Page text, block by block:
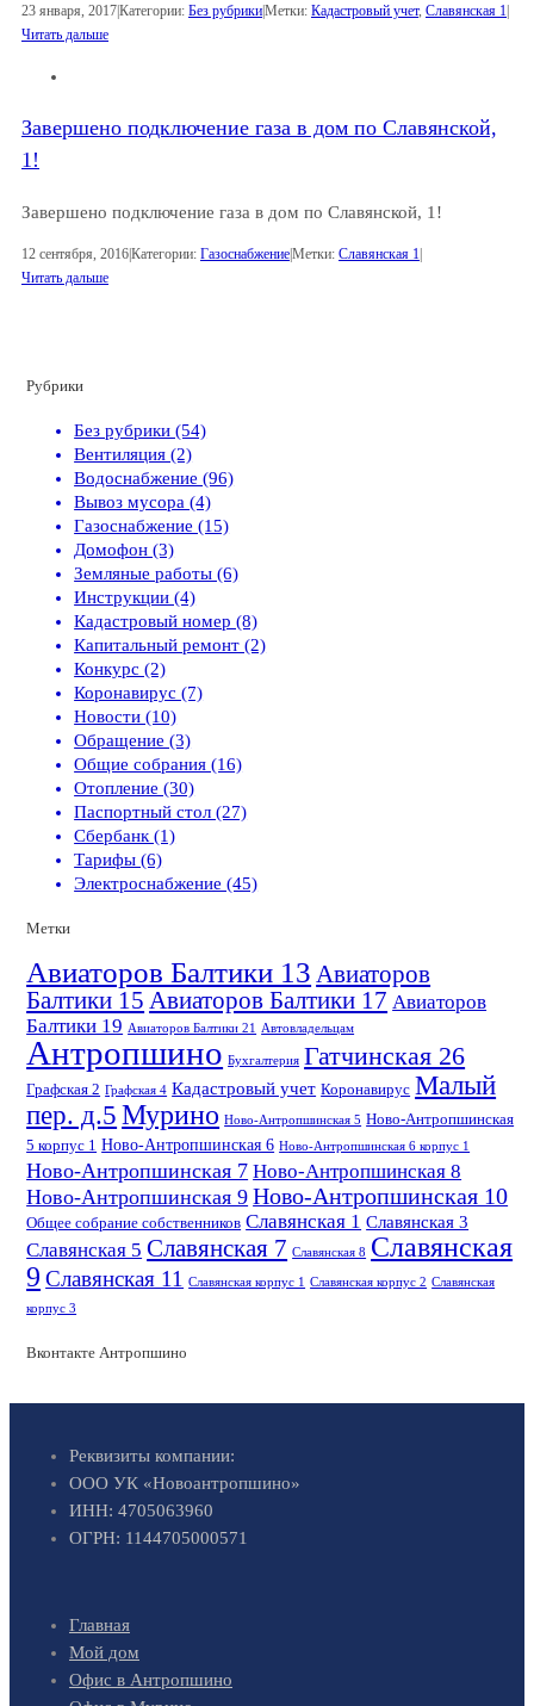
23 января, 2017Категории: Без рубрикиМетки: Кадастровый учет, Славянская 1
Читать дальше
Завершено подключение газа в дом по Славянской,
1!
Завершено подключение газа в дом по Славянской, 1!
12 сентября, 2016|Категории: Газоснабжение|Метки: Славянская 1 |
Читать дальше
Рубрики
Без рубрики (54)
Вентиляция (2)
Водоснабжение (96)
Вывоз мусора (4)
Газоснабжение (15)
Домофон (3)
Земляные работы (6)
Инструкции (4)
Кадастровый номер (8)
Капитальный ремонт (2)
Конкурс (2)
Коронавирус (7)
Новости (10)
Обращение (3)
Общие собрания (16)
Отопление (30)
Паспортный стол (27)
Сбербанк (1)
Тарифы (6)
Электроснабжение (45)
Метки
Авиаторов Балтики 13 Авиаторов
Балтики 15 Авиаторов Балтики 17 Авиаторов
Балтики 19 Авиаторов Балтики 21 Автовладельцам
Антропшино Бухгалтерия Гатчинская 26
Графская 2 Графская 4 Кадастровый учет Коронавирус Малый
пер. д.5Мурино Ново-Антропшинская 5 Ново-Антропшинская
5 корпус 1 Ново-Антропшинская 6 Ново-Антропшинская 6 корпус 1
Ново-Антропшинская 7 Ново-Антропшинская 8
Ново-Антропшинская 9 Ново-Антропшинская 10
Общее собрание собственников Славянская 1 Славянская 3
Славянская 5 Славянская 7 Славянская 8 Славянская
9 Славянская 11 Славянская корпус 1 Славянская корпус 2 Славянская
корпус 3
Вконтакте Антропшино
Реквизиты компании:
ООО УК «Новоантропшино»
ИНН: 4705063960
ОГРН: 1144705000571
Главная
Мой дом
Офис в Антропшино